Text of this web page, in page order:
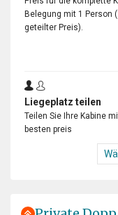
Belegung mit 1 Person
geteilter Preis).
Liegeplatz teilen
Teilen Sie Ihre Kabine
besten preis